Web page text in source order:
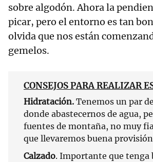
sobre algodón. Ahora la
picar, pero el entorno es tan
olvida que nos están
gemelos.
CONSEJOS PARA REALIZAR
Hidratación. Tenemos un par
donde abastecernos de agua,
fuentes de montaña, no muy
que llevaremos buena
Calzado. Importante que tenga